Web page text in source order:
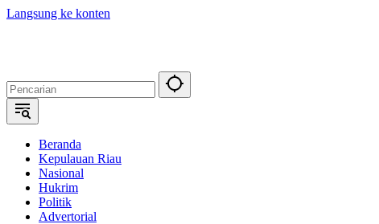
Langsung ke konten
Beranda
Kepulauan Riau
Nasional
Hukrim
Politik
Advertorial